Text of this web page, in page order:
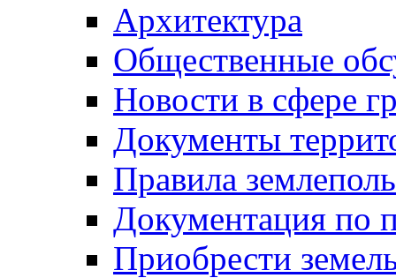
Архитектура
Общественные
Новости в сфере
Документы
Правила
Документация по
Приобрести